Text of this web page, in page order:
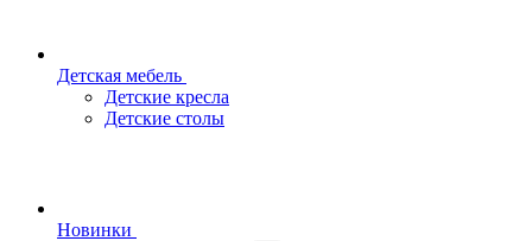
Детская мебель
Детские кресла
Детские столы
Новинки